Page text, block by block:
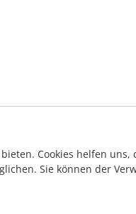
Cookies helfen
Sie können der